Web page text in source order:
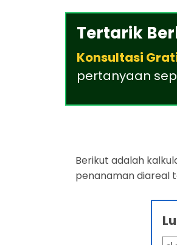
Tertarik
Konsultasi
pertanyaan
Berikut adalah
penanaman diareal